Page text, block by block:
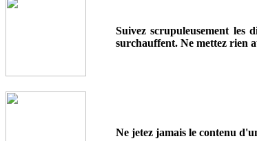
Suivez scrupuleusement
surchauffent. Ne mettez rien
Ne jetez jamais le contenu